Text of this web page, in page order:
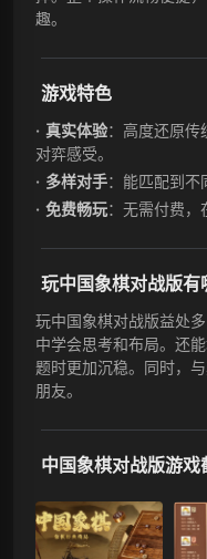
趣。
游戏特色
真实体验：高度还原传
对弈感受。
多样对手：能匹配到不
免费畅玩：无需付费，
玩中国象棋对战版有
玩中国象棋对战版益处
中学会思考和布局。还
题时更加沉稳。同时，
朋友。
中国象棋对战版游戏